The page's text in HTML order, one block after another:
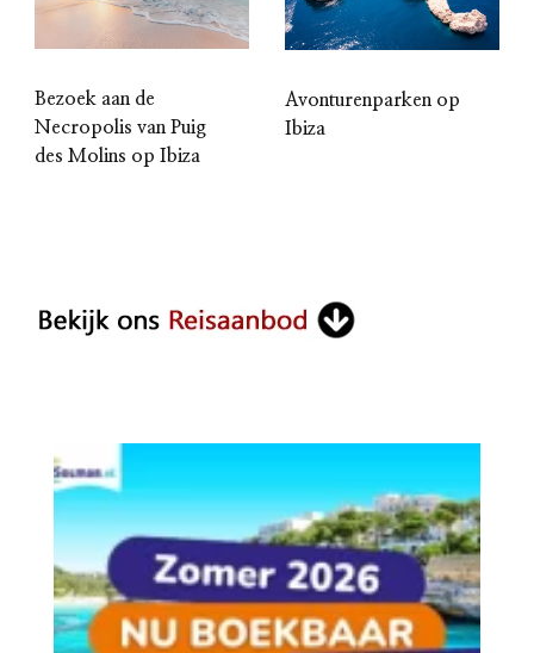
Bezoek aan de
Necropolis van Puig
des Molins op Ibiza
Avonturenparken op
Ibiza